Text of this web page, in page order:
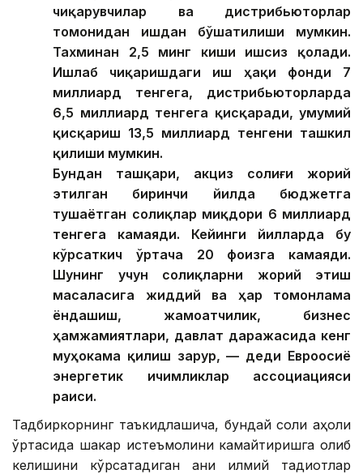
чиқарувчилар ва дистрибьюторлар
томонидан ишдан бўшатилиши мумкин.
Тахминан 2,5 минг киши ишсиз қолади.
Ишлаб чиқаришдаги иш ҳақи фонди 7
миллиард тенгега, дистрибьюторларда
6,5 ​​миллиард тенгега қисқаради, умумий
қисқариш 13,5 миллиард тенгени ташкил
қилиши мумкин.
Бундан ташқари, акциз солиғи жорий
этилган биринчи йилда бюджетга
тушаётган солиқлар миқдори 6 миллиард
тенгега камаяди. Кейинги йилларда бу
кўрсаткич ўртача 20 фоизга камаяди.
Шунинг учун солиқларни жорий этиш
масаласига жиддий ва ҳар томонлама
ёндашиш, жамоатчилик, бизнес
ҳамжамиятлари, давлат даражасида кенг
муҳокама қилиш зарур, — деди Евроосиё
энергетик ичимликлар ассоциацияси
раиси.
Тадбиркорнинг таъкидлашича, бундай солиқ аҳоли
ўртасида шакар истеъмолини камайтиришга олиб
келишини кўрсатадиган аниқ илмий тадқиқотлар